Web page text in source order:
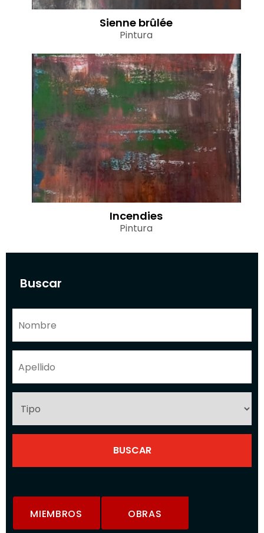
Buscar
MIEMBROS OBRAS
Sienne brûlée
Pintura
Incendies
Pintura